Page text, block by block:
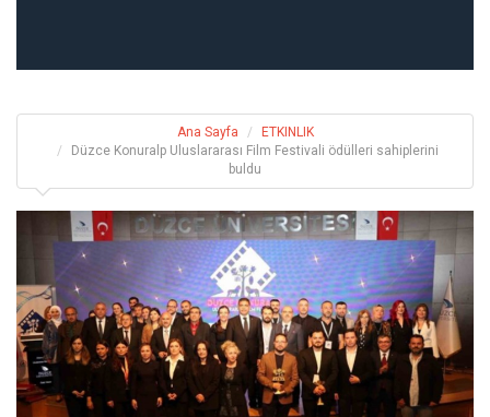
Ana Sayfa
ETKINLIK
Düzce Konuralp Uluslararası Film Festivali ödülleri sahiplerini
buldu